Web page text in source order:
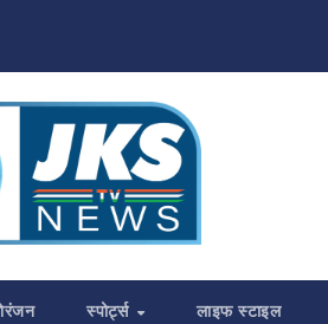
स्पोर्ट्स लाइफ स्टाइल